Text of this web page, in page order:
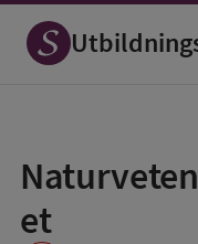
et
som
favorit